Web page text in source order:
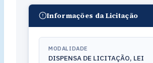
Informações da Licitação
MODALIDADE
DISPENSA DE LICITAÇÃO, LEI